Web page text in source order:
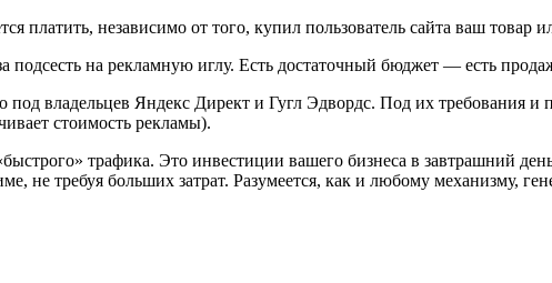
независимо от того, купил пользователь сайта ваш товар
подсесть на рекламную иглу. Есть достаточный бюджет — есть
под владельцев Яндекс Директ и Гугл Эдвордс. Под их требования
стоимость рекламы).
трафика. Это инвестиции вашего бизнеса в завтрашний
не требуя больших затрат. Разумеется, как и любому механизму,